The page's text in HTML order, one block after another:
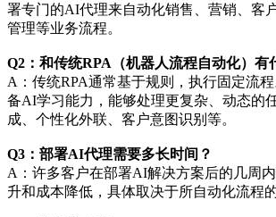
署专门的AI代理来自动化销售、营销、客
管理等业务流程。
Q2：和传统RPA（机器人流程自动化）有
A：传统RPA通常基于规则，执行固定流
备AI学习能力，能够处理更复杂、动态的
成、个性化外联、客户意图识别等。
Q3：部署AI代理需要多长时间？
A：许多客户在部署AI解决方案后的几周
升和成本降低，具体取决于所自动化流程